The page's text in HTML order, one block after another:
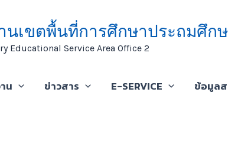
นเขตพื้นที่การศึกษาประถมศึกษ
Educational Service Area Office 2
น ข่าวสาร E-SERVICE ข้อมูล